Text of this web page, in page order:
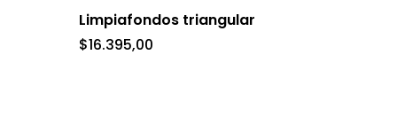
Limpiafondos triangular
$16.395,00